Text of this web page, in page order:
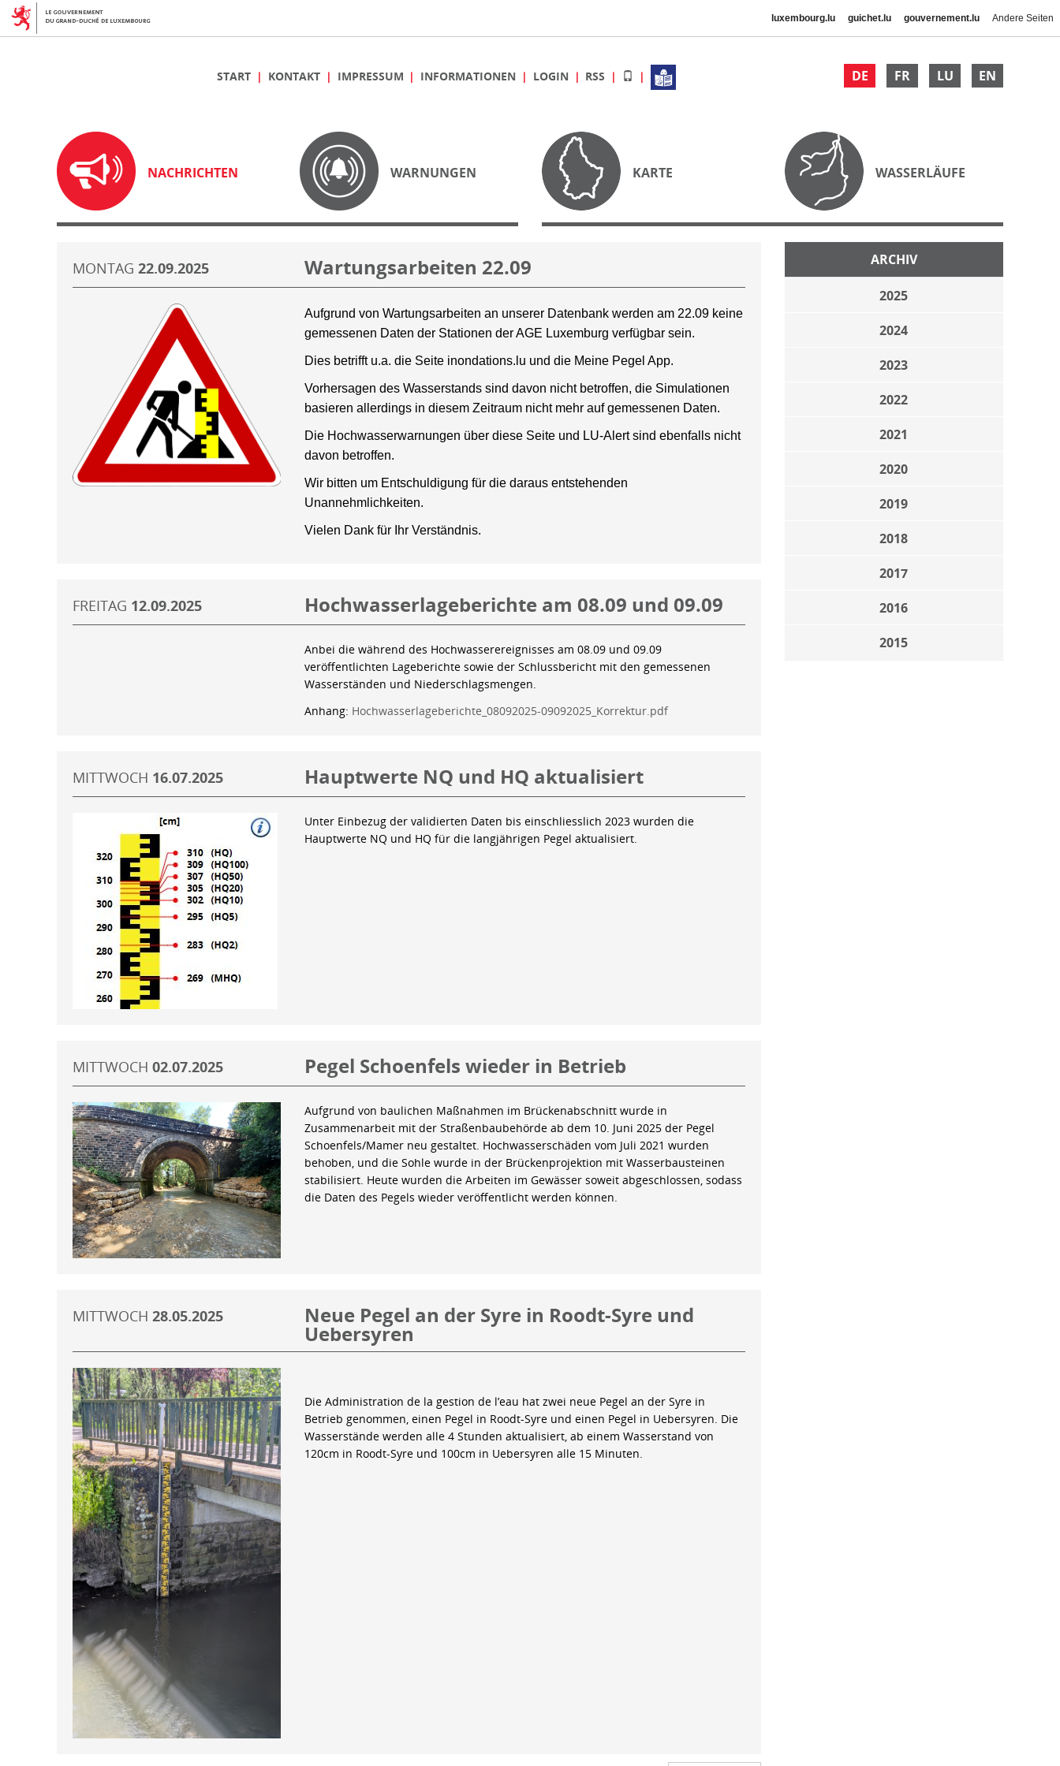
luxembourg.lu guichet.lu gouvernement.lu Andere Seiten
DE FR LU EN
START KONTAKT IMPRESSUM INFORMATIONEN LOGIN RSS
NACHRICHTEN WARNUNGEN KARTE WASSERLÄUFE
ARCHIV
2025
2024
2023
2022
2021
2020
2019
2018
2017
2016
2015
MONTAG 22.09.2025 Wartungsarbeiten 22.09
Aufgrund von Wartungsarbeiten an unserer Datenbank werden am 22.09 keine
gemessenen Daten der Stationen der AGE Luxemburg verfügbar sein.
Dies betrifft u.a. die Seite inondations.lu und die Meine Pegel App.
Vorhersagen des Wasserstands sind davon nicht betroffen, die Simulationen
basieren allerdings in diesem Zeitraum nicht mehr auf gemessenen Daten.
Die Hochwasserwarnungen über diese Seite und LU-Alert sind ebenfalls nicht
davon betroffen.
Wir bitten um Entschuldigung für die daraus entstehenden
Unannehmlichkeiten.
Vielen Dank für Ihr Verständnis.
FREITAG 12.09.2025 Hochwasserlageberichte am 08.09 und 09.09
Anbei die während des Hochwasserereignisses am 08.09 und 09.09
veröffentlichten Lageberichte sowie der Schlussbericht mit den gemessenen
Wasserständen und Niederschlagsmengen.
Anhang: Hochwasserlageberichte_08092025-09092025_Korrektur.pdf
MITTWOCH 16.07.2025 Hauptwerte NQ und HQ aktualisiert
Unter Einbezug der validierten Daten bis einschliesslich 2023 wurden die
Hauptwerte NQ und HQ für die langjährigen Pegel aktualisiert.
MITTWOCH 02.07.2025 Pegel Schoenfels wieder in Betrieb
Aufgrund von baulichen Maßnahmen im Brückenabschnitt wurde in
Zusammenarbeit mit der Straßenbaubehörde ab dem 10. Juni 2025 der Pegel
Schoenfels/Mamer neu gestaltet. Hochwasserschäden vom Juli 2021 wurden
behoben, und die Sohle wurde in der Brückenprojektion mit Wasserbausteinen
stabilisiert. Heute wurden die Arbeiten im Gewässer soweit abgeschlossen, sodass
die Daten des Pegels wieder veröffentlicht werden können.
MITTWOCH 28.05.2025 Neue Pegel an der Syre in Roodt-Syre und
Uebersyren
Die Administration de la gestion de l’eau hat zwei neue Pegel an der Syre in
Betrieb genommen, einen Pegel in Roodt-Syre und einen Pegel in Uebersyren. Die
Wasserstände werden alle 4 Stunden aktualisiert, ab einem Wasserstand von
120cm in Roodt-Syre und 100cm in Uebersyren alle 15 Minuten.